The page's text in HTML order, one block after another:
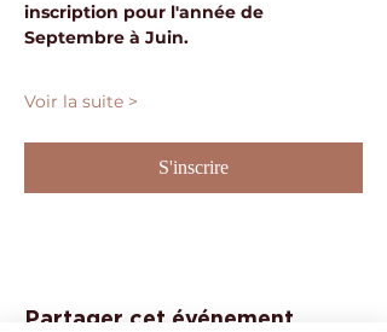
inscription pour l'année de
Septembre à Juin.
Voir la suite >
S'inscrire
Partager cet événement